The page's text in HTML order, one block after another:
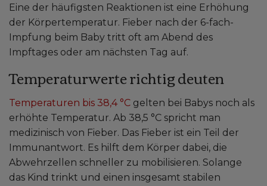
Eine der häufigsten Reaktionen ist eine Erhöhung
der Körpertemperatur. Fieber nach der 6-fach-
Impfung beim Baby tritt oft am Abend des
Impftages oder am nächsten Tag auf.
Temperaturwerte richtig deuten
Temperaturen bis 38,4 °C gelten bei Babys noch als
erhöhte Temperatur. Ab 38,5 °C spricht man
medizinisch von Fieber. Das Fieber ist ein Teil der
Immunantwort. Es hilft dem Körper dabei, die
Abwehrzellen schneller zu mobilisieren. Solange
das Kind trinkt und einen insgesamt stabilen